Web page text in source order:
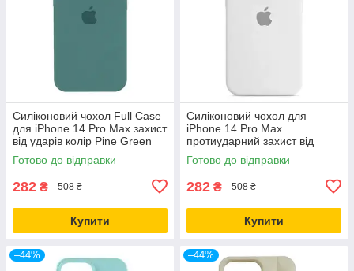
Силіконовий чохол Full Case
для iPhone 14 Pro Max захист
від ударів колір Pine Green
Готово до відправки
282 ₴ 508 ₴
Купити
Силіконовий чохол для
iPhone 14 Pro Max
протиударний захист від
падінь колір Білий
Готово до відправки
282 ₴ 508 ₴
Купити
–44% –44%